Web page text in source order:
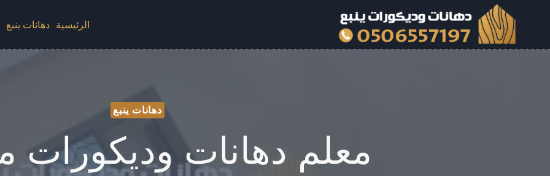
المحتوى
الرئيسية دهانات ينبع
دهانات ينبع
معلم دهانات